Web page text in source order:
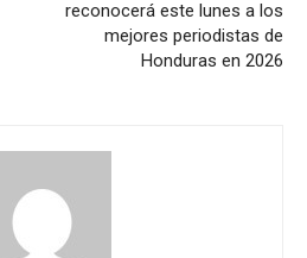
reconocerá este lunes a los
mejores periodistas de
Honduras en 2026